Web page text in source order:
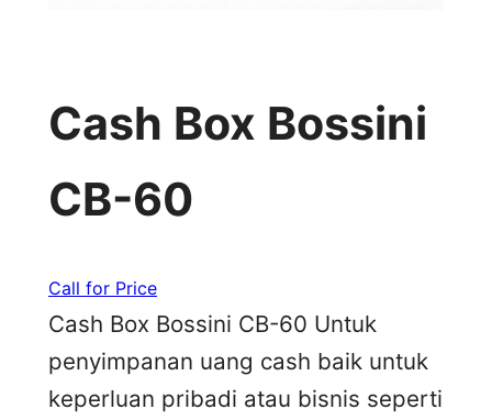
Cash Box Bossini
CB-60
Call for Price
Cash Box Bossini CB-60 Untuk
penyimpanan uang cash baik untuk
keperluan pribadi atau bisnis seperti